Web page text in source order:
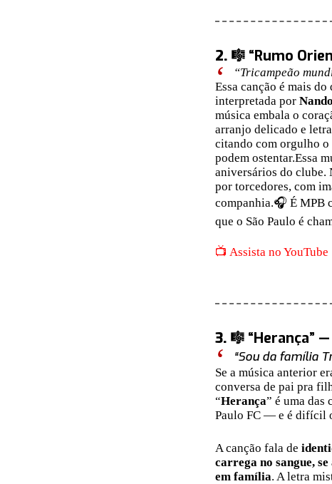
2. 🎼 “Rumo
“Tricampeão
Essa canção é mais
interpretada por
música embala o
arranjo delicado e
citando com orgulho o
podem ostentar.Essa
aniversários do clube.
por torcedores, com
companhia.🎧 É MPB
que o São Paulo é
📺 Assista no YouTube
3. 🎼 “Herança”
“Sou da família
Se a música anterior
conversa de pai pra
“Herança” é uma das
Paulo FC — e é difícil
A canção fala de
carrega no sangue,
em família. A letra